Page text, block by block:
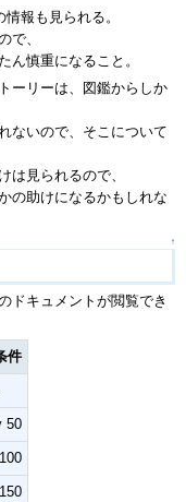
報も見られる。
で、
ん慎重になること。
ーリーは、図鑑からしか
ないので、そこについて
は見られるので、
の助けになるかもしれな
↑
ドキュメントが閲覧でき
件
50